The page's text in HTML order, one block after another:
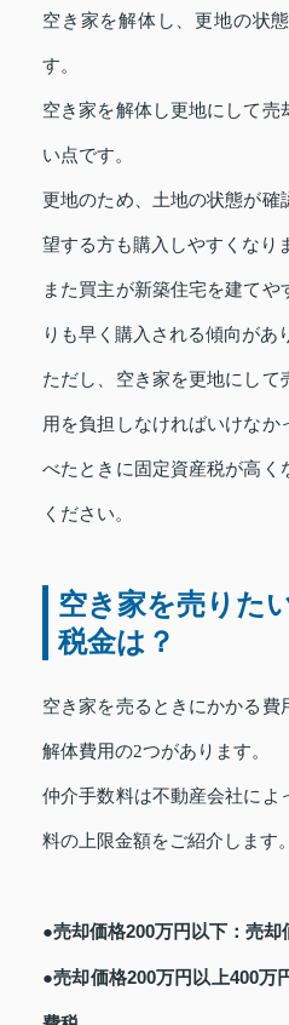
空き家を解体し、更地の状
す。
空き家を解体し更地にして売
い点です。
更地のため、土地の状態が確
望する方も購入しやすくなり
また買主が新築住宅を建てや
りも早く購入される傾向があ
ただし、空き家を更地にして
用を負担しなければいけなか
べたときに固定資産税が高く
ください。
空き家を売りた
税金は？
空き家を売るときにかかる費
解体費用の2つがあります。
仲介手数料は不動産会社によ
料の上限金額をご紹介します。
●売却価格200万円以下：売
●売却価格200万円以上400万